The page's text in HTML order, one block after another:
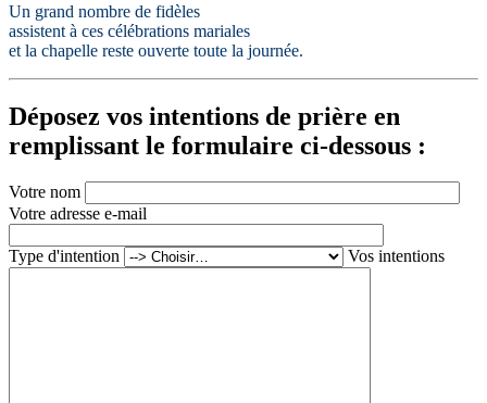
Un grand nombre de fidèles
assistent à ces célébrations mariales
et la chapelle reste ouverte toute la journée.
Déposez vos intentions de prière en
remplissant le formulaire ci-dessous :
Votre nom
Votre adresse e-mail
Type d'intention Vos intentions